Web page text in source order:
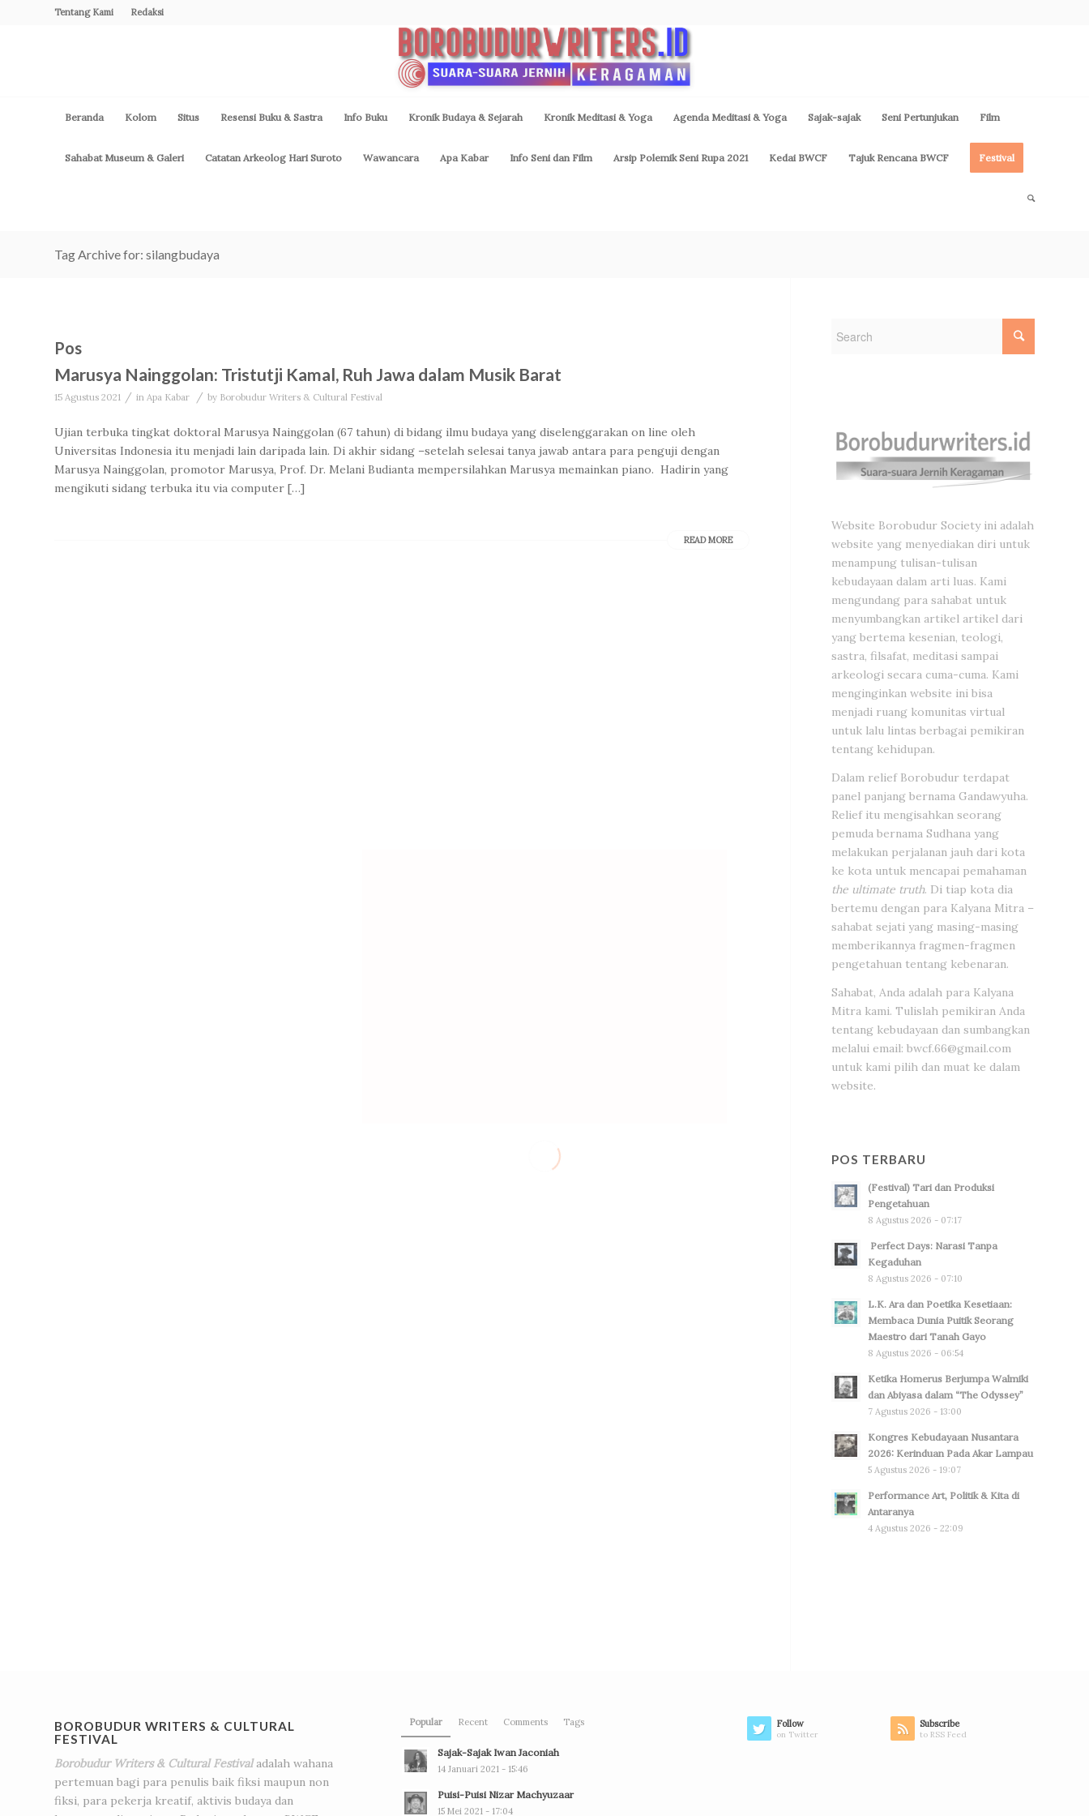
Tentang Kami Redaksi
Beranda Kolom Situs Resensi Buku & Sastra Info Buku Kronik Budaya & Sejarah Kronik Meditasi & Yoga Agenda Meditasi & Yoga Sajak-sajak Seni Pertunjukan Film
Sahabat Museum & Galeri Catatan Arkeolog Hari Suroto Wawancara Apa Kabar Info Seni dan Film Arsip Polemik Seni Rupa 2021 Kedai BWCF Tajuk Rencana BWCF Festival
Tag Archive for: silangbudaya
Pos
Marusya Nainggolan: Tristutji Kamal, Ruh Jawa dalam Musik Barat
15 Agustus 2021 / in Apa Kabar / by Borobudur Writers & Cultural Festival
Ujian terbuka tingkat doktoral Marusya Nainggolan (67 tahun) di bidang ilmu budaya yang diselenggarakan on line oleh
Universitas Indonesia itu menjadi lain daripada lain. Di akhir sidang –setelah selesai tanya jawab antara para penguji dengan
Marusya Nainggolan, promotor Marusya, Prof. Dr. Melani Budianta mempersilahkan Marusya memainkan piano. Hadirin yang
mengikuti sidang terbuka itu via computer […]
READ MORE
Website Borobudur Society ini adalah
website yang menyediakan diri untuk
menampung tulisan-tulisan
kebudayaan dalam arti luas. Kami
mengundang para sahabat untuk
menyumbangkan artikel artikel dari
yang bertema kesenian, teologi,
sastra, filsafat, meditasi sampai
arkeologi secara cuma-cuma. Kami
menginginkan website ini bisa
menjadi ruang komunitas virtual
untuk lalu lintas berbagai pemikiran
tentang kehidupan.
Dalam relief Borobudur terdapat
panel panjang bernama Gandawyuha.
Relief itu mengisahkan seorang
pemuda bernama Sudhana yang
melakukan perjalanan jauh dari kota
ke kota untuk mencapai pemahaman
the ultimate truth. Di tiap kota dia
bertemu dengan para Kalyana Mitra –
sahabat sejati yang masing-masing
memberikannya fragmen-fragmen
pengetahuan tentang kebenaran.
Sahabat, Anda adalah para Kalyana
Mitra kami. Tulislah pemikiran Anda
tentang kebudayaan dan sumbangkan
melalui email: bwcf.66@gmail.com
untuk kami pilih dan muat ke dalam
website.
POS TERBARU
(Festival) Tari dan Produksi
Pengetahuan
8 Agustus 2026 - 07:17
Perfect Days: Narasi Tanpa
Kegaduhan
8 Agustus 2026 - 07:10
L.K. Ara dan Poetika Kesetiaan:
Membaca Dunia Puitik Seorang
Maestro dari Tanah Gayo
8 Agustus 2026 - 06:54
Ketika Homerus Berjumpa Walmiki
dan Abiyasa dalam “The Odyssey”
7 Agustus 2026 - 13:00
Kongres Kebudayaan Nusantara
2026: Kerinduan Pada Akar Lampau
5 Agustus 2026 - 19:07
Performance Art, Politik & Kita di
Antaranya
4 Agustus 2026 - 22:09
BOROBUDUR WRITERS & CULTURAL
FESTIVAL
Borobudur Writers & Cultural Festivaladalah wahana
pertemuan bagi para penulis baik fiksi maupun non
fiksi, para pekerja kreatif, aktivis budaya dan
Popular Recent Comments Tags
Sajak-Sajak Iwan Jaconiah
14 Januari 2021 - 15:46
Puisi-Puisi Nizar Machyuzaar
15 Mei 2021 - 17:04
Follow
on Twitter
Subscribe
to RSS Feed